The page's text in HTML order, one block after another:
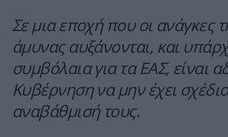
Σε μια εποχή που οι ανάγκες
άμυνας αυξάνονται, και
συμβόλαια για τα ΕΑΣ, είναι
Κυβέρνηση να μην έχει
αναβάθμισή τους.